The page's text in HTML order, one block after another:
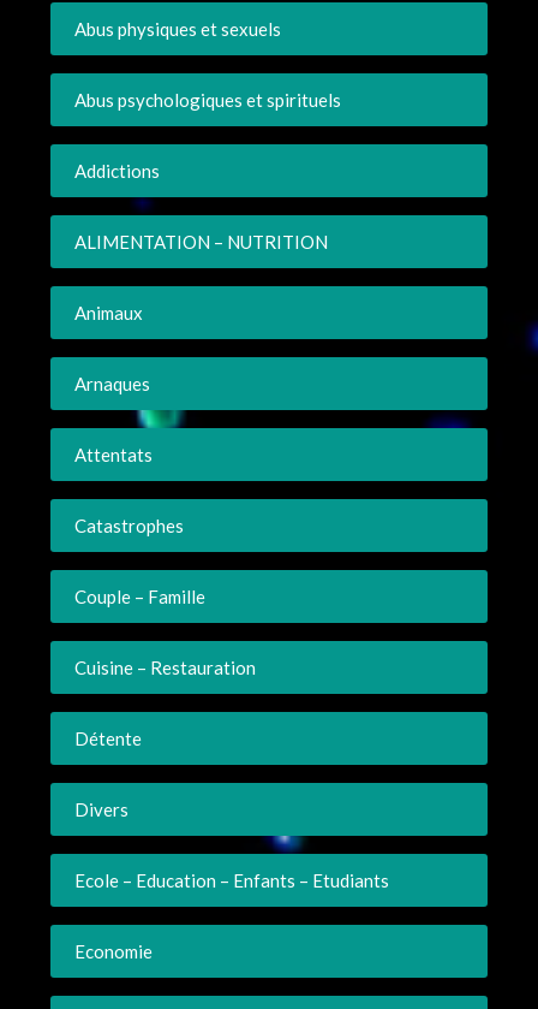
Abus physiques et sexuels
Abus psychologiques et spirituels
Addictions
ALIMENTATION – NUTRITION
Animaux
Arnaques
Attentats
Catastrophes
Couple – Famille
Cuisine – Restauration
Détente
Divers
Ecole – Education – Enfants – Etudiants
Economie